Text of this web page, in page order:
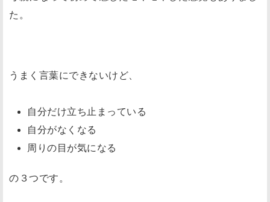
た。
うまく言葉にできないけど、
自分だけ立ち止まっている
自分がなくなる
周りの目が気になる
の３つです。